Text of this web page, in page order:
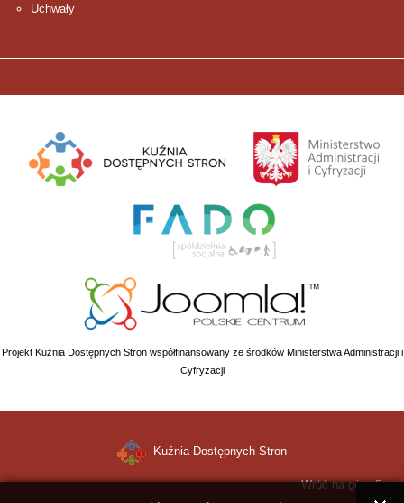
Uchwały
Projekt Kuźnia Dostępnych Stron współfinansowany ze środków Ministerstwa Administracji i
Cyfryzacji
Kuźnia Dostępnych Stron
Wróć na górę